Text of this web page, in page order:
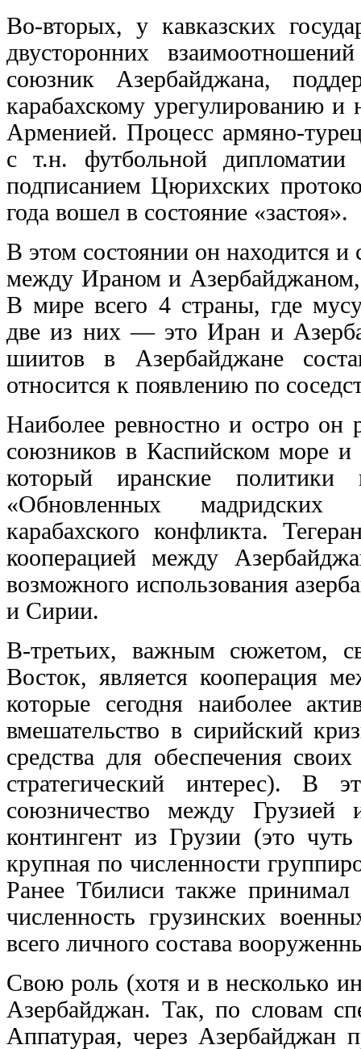
Во-вторых, у кавказских
двусторонних
союзник Азербайджана,
карабахскому урегулированию
Арменией. Процесс армяно-
с т.н. футбольной
подписанием Цюрихских
года вошел в состояние «застоя».
В этом состоянии он находится
между Ираном и Азербайджаном,
В мире всего 4 страны, где
две из них — это Иран и
шиитов в Азербайджане
относится к появлению по
Наиболее ревностно и остро он
союзников в Каспийском море
который иранские
«Обновленных мадридских
карабахского конфликта.
кооперацией между
возможного использования
и Сирии.
В-третьих, важным сюжетом,
Восток, является кооперация
которые сегодня наиболее
вмешательство в сирийский
средства для обеспечения
стратегический интерес). В
союзничество между
контингент из Грузии (это
крупная по численности
Ранее Тбилиси также
численность грузинских
всего личного состава
Свою роль (хотя и в несколько
Азербайджан. Так, по словам
Аппатурая, через Азербайджан